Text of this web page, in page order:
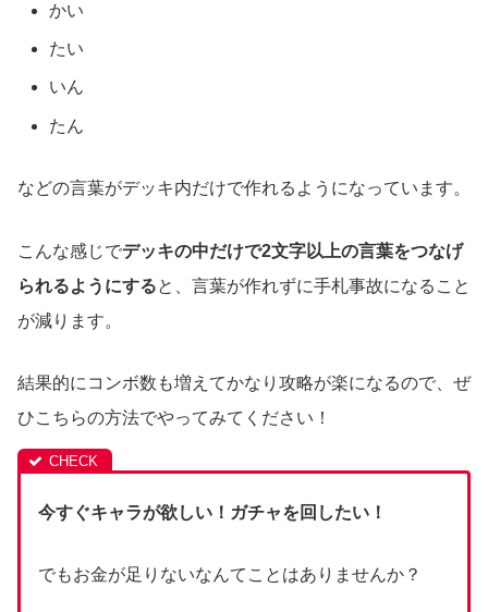
かい
たい
いん
たん
などの言葉がデッキ内だけで作れるようになっています。
こんな感じでデッキの中だけで2文字以上の言葉をつなげ
られるようにすると、言葉が作れずに手札事故になること
が減ります。
結果的にコンボ数も増えてかなり攻略が楽になるので、ぜ
ひこちらの方法でやってみてください！
今すぐキャラが欲しい！ガチャを回したい！
でもお金が足りないなんてことはありませんか？